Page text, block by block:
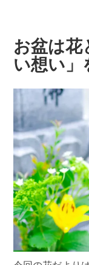
お盆は花
い想い」